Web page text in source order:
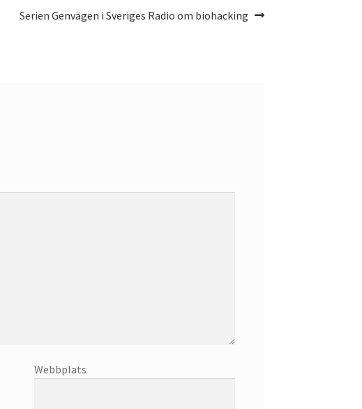
Nästa
Serien Genvägen i Sveriges Radio om biohacking
Webbplats